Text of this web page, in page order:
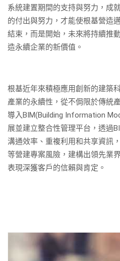
系統建置期間的支持與努力，成
的付出與努力，才能使根基營造
結束，而是開始，未來將持續推
造永續企業的新價值。
根基近年來積極應用創新的建築
產業的永續性，從不侷限於傳統
導入BIM(Building Information
展並建立整合性管理平台，透過
溝通效率、重複利用和共享資訊
等營建專案風險，建構出領先業
表現深獲客戶的信賴與肯定。